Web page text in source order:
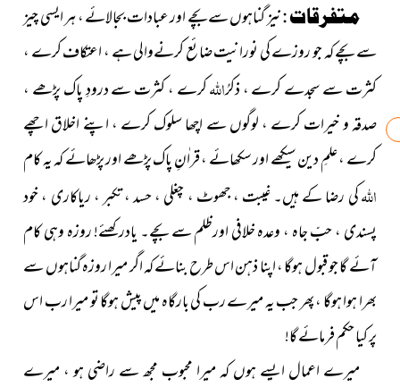
متفرقات :نیز گناہوں سے بچے اور عبادات بجالائے ، ہر ایسی چیز
سے بچے کہ جو روزے کی نورانیت ضائع کرنےوالی ہے ، اعتکاف کرے ،
کثرت سے سجدے کرے ، ذکرُاللہکرے ، کثرت سے درودِ پاک پڑھے ،
صدقہ و خیرات کرے ، لوگوں سے اچھا سلوک کرے ، اپنے اخلاق اچھے
کرے ، علمِ دین سیکھے اور سکھائے ، قراٰنِ پاک پڑھے اور پڑھائے کہ یہ کام
اللہکی رضا کے ہیں۔ غیبت ، جھوٹ ، چغلی ، حسد ، تکبر ، ریاکاری ، خود
پسندی ، حبِّ جاہ ، وعدہ خلافی اورظلم سے بچے۔ یادرکھئے! روزہ وہی کام
آئے گا جو قبول ہوگا ، اپنا ذہن اس طرح بنائے کہ اگر میرا روزہ گناہوں سے
بھرا ہوا ہوگا ،پھرجب یہ میرے رب کی بارگاہ میں پیش ہوگا تو میرا رب اس
پر کیا حکم فرمائے گا!
میرے اعمال ایسے ہوں کہ میرا محبوب مجھ سے راضی ہو ، میرے